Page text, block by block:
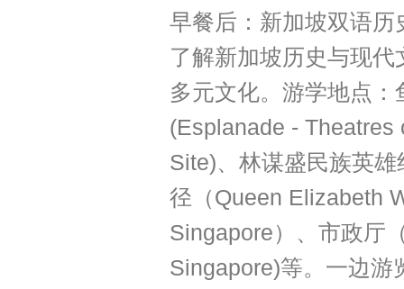
早餐后：新加坡双语
了解新加坡历史与现
多元文化。游学地点
(Esplanade -
Site)、林谋盛民族英
径（Queen Elizabeth
Singapore）、市政厅
Singapore)等。一边游